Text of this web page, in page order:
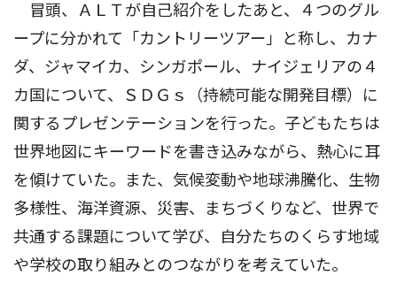
冒頭、ＡＬＴが自己紹介をしたあと、４つのグル
ープに分かれて「カントリーツアー」と称し、カナ
ダ、ジャマイカ、シンガポール、ナイジェリアの４
カ国について、ＳＤＧｓ（持続可能な開発目標）に
関するプレゼンテーションを行った。子どもたちは
世界地図にキーワードを書き込みながら、熱心に耳
を傾けていた。また、気候変動や地球沸騰化、生物
多様性、海洋資源、災害、まちづくりなど、世界で
共通する課題について学び、自分たちのくらす地域
や学校の取り組みとのつながりを考えていた。